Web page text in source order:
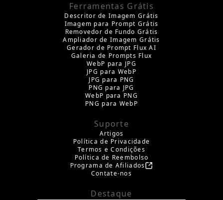
Ferramentas Grátis
Descritor de Imagem Grátis
Imagem para Prompt Grátis
Removedor de Fundo Grátis
Ampliador de Imagem Grátis
Gerador de Prompt Flux AI
Galeria de Prompts Flux
WebP para JPG
JPG para WebP
JPG para PNG
PNG para JPG
WebP para PNG
PNG para WebP
Suporte
Artigos
Política de Privacidade
Termos e Condições
Política de Reembolso
Programa de Afiliados
Contate-nos
Destaque